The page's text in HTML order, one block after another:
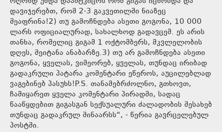
დავიჯერებთ, რომ 2-3 გაკვეთილში ნიაზეც
შეაფრინა!2) თუ გამოჩნდება ასეთი გოგონა, 10 000
ლარს ოფიციალურად, სახალხოდ გადავცემ. ეს არის
თანხა, რომელიც გიგამ 1 ოქტომბერს, მკვლელობის
დღეს, შეიტანა ანაბარზე.3) თუ არ გამოჩნდება ასეთი
გოგონა, ყველას, ვიმეორებ, ყველას, თუნდაც ირიბად
გადაკრული პატარა კომენტარი ეწეროს, აუცილებლად
ვაგებინებ პასუხს!P.S. თანამებრძოლნო, გთხოვთ,
ჩამიყარეთ ყველა კომენტარი პირადში, სადაც
წააწყდებით გიგასგან სექსუალური ძალადობის შესახებ
თუნდაც გადაკრულ შინაარსს“, - წერია გავრცელებულ
პოსტში.